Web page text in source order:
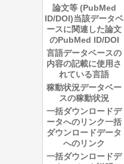
論文等 (PubMed
ID/DOI)当該データベ
ースに関連した論文
のPubMed ID/DOI
言語データベースの
内容の記載に使用さ
れている言語
稼動状況データベー
スの稼動状況
一括ダウンロードデ
ータへのリンク一括
ダウンロードデータ
へのリンク
一括ダウンロードデ